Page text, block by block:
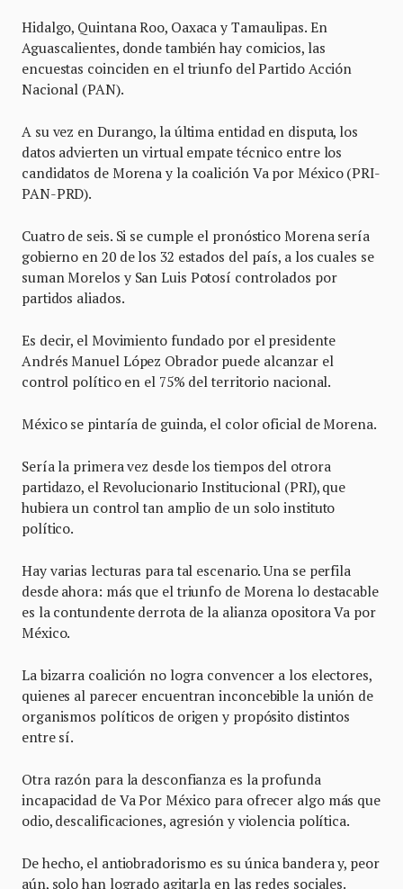
Hidalgo, Quintana Roo, Oaxaca y Tamaulipas. En
Aguascalientes, donde también hay comicios, las
encuestas coinciden en el triunfo del Partido Acción
Nacional (PAN).
A su vez en Durango, la última entidad en disputa, los
datos advierten un virtual empate técnico entre los
candidatos de Morena y la coalición Va por México (PRI-
PAN-PRD).
Cuatro de seis. Si se cumple el pronóstico Morena sería
gobierno en 20 de los 32 estados del país, a los cuales se
suman Morelos y San Luis Potosí controlados por
partidos aliados.
Es decir, el Movimiento fundado por el presidente
Andrés Manuel López Obrador puede alcanzar el
control político en el 75% del territorio nacional.
México se pintaría de guinda, el color oficial de Morena.
Sería la primera vez desde los tiempos del otrora
partidazo, el Revolucionario Institucional (PRI), que
hubiera un control tan amplio de un solo instituto
político.
Hay varias lecturas para tal escenario. Una se perfila
desde ahora: más que el triunfo de Morena lo destacable
es la contundente derrota de la alianza opositora Va por
México.
La bizarra coalición no logra convencer a los electores,
quienes al parecer encuentran inconcebible la unión de
organismos políticos de origen y propósito distintos
entre sí.
Otra razón para la desconfianza es la profunda
incapacidad de Va Por México para ofrecer algo más que
odio, descalificaciones, agresión y violencia política.
De hecho, el antiobradorismo es su única bandera y, peor
aún, solo han logrado agitarla en las redes sociales.